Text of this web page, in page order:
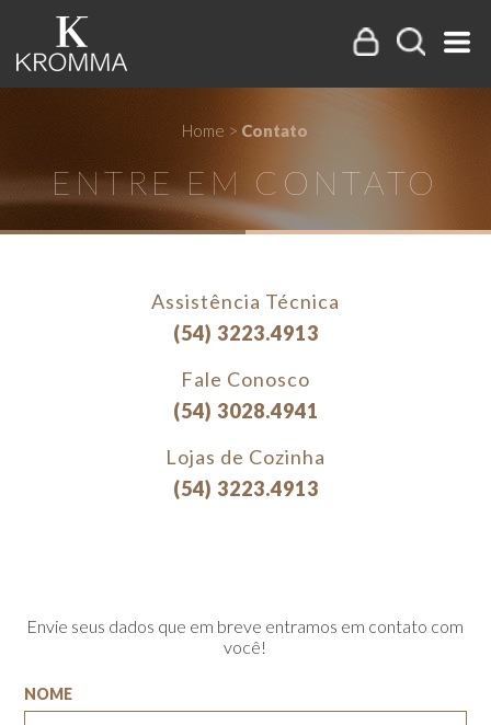
Home > Contato
ENTRE EM CONTATO
Assistência Técnica
(54) 3223.4913
Fale Conosco
(54) 3028.4941
Lojas de Cozinha
(54) 3223.4913
Envie seus dados que em breve entramos em contato com
você!
NOME